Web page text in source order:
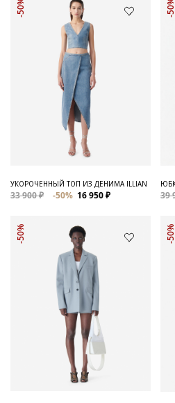
-50%
УКОРОЧЕННЫЙ ТОП ИЗ ДЕНИМА ILLIAN
33 900 ₽ -50% 16 950 ₽
-50%
39
-50% -50%